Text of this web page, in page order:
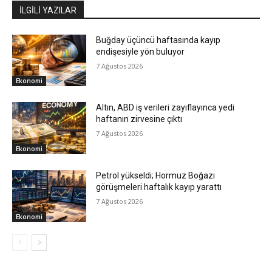
İLGİLİ YAZILAR
Ekonomi
Buğday üçüncü haftasında kayıp
endişesiyle yön buluyor
7 Ağustos 2026
Ekonomi
Altın, ABD iş verileri zayıflayınca yedi
haftanın zirvesine çıktı
7 Ağustos 2026
Ekonomi
Petrol yükseldi; Hormuz Boğazı
görüşmeleri haftalık kayıp yarattı
7 Ağustos 2026